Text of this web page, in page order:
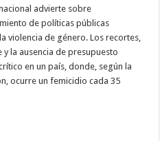
advierte sobre
de políticas públicas
violencia de género. Los recortes,
y la ausencia de presupuesto
en un país, donde, según la
ocurre un femicidio cada 35